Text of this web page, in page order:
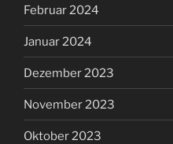
Februar 2024
Januar 2024
Dezember 2023
November 2023
Oktober 2023